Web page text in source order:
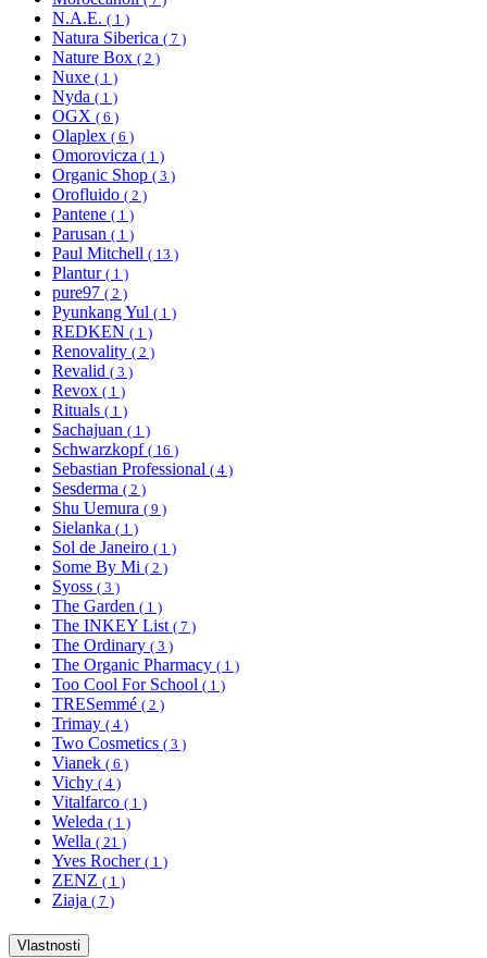
N.A.E. ( 1 )
Natura Siberica ( 7 )
Nature Box ( 2 )
Nuxe ( 1 )
Nyda ( 1 )
OGX ( 6 )
Olaplex ( 6 )
Omorovicza ( 1 )
Organic Shop ( 3 )
Orofluido ( 2 )
Pantene ( 1 )
Parusan ( 1 )
Paul Mitchell ( 13 )
Plantur ( 1 )
pure97 ( 2 )
Pyunkang Yul ( 1 )
REDKEN ( 1 )
Renovality ( 2 )
Revalid ( 3 )
Revox ( 1 )
Rituals ( 1 )
Sachajuan ( 1 )
Schwarzkopf ( 16 )
Sebastian Professional ( 4 )
Sesderma ( 2 )
Shu Uemura ( 9 )
Sielanka ( 1 )
Sol de Janeiro ( 1 )
Some By Mi ( 2 )
Syoss ( 3 )
The Garden ( 1 )
The INKEY List ( 7 )
The Ordinary ( 3 )
The Organic Pharmacy ( 1 )
Too Cool For School ( 1 )
TRESemmé ( 2 )
Trimay ( 4 )
Two Cosmetics ( 3 )
Vianek ( 6 )
Vichy ( 4 )
Vitalfarco ( 1 )
Weleda ( 1 )
Wella ( 21 )
Yves Rocher ( 1 )
ZENZ ( 1 )
Ziaja ( 7 )
Vlastnosti